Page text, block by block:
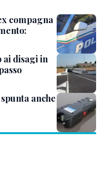
compagna
ai disagi in
anche